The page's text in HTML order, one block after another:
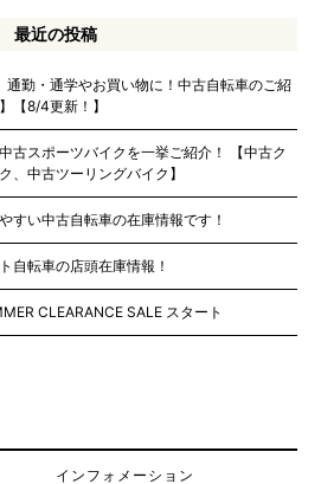
最近の投稿
通勤・通学やお買い物に！中古自転車のご紹
【8/4更新！】
古スポーツバイクを一挙ご紹介！ 【中古ク
、中古ツーリングバイク】
すい中古自転車の在庫情報です！
自転車の店頭在庫情報！
CLEARANCE SALE スタート
インフォメーション